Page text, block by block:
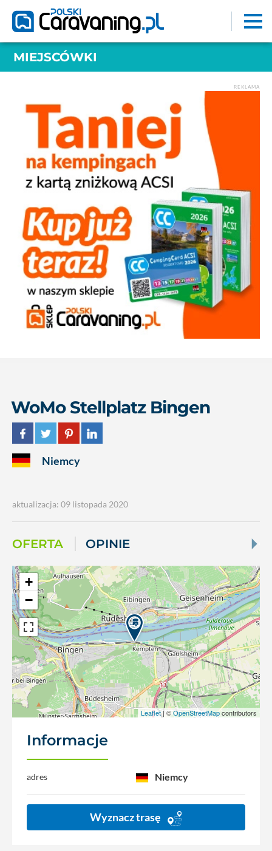
MIEJSCÓWKI
REKLAMA
WoMo Stellplatz Bingen
Niemcy
aktualizacja: 09 listopada 2020
OFERTA OPINIE
+
−
Leaflet| ©OpenStreetMapcontributors
Informacje
adres Niemcy
Wyznacz trasę